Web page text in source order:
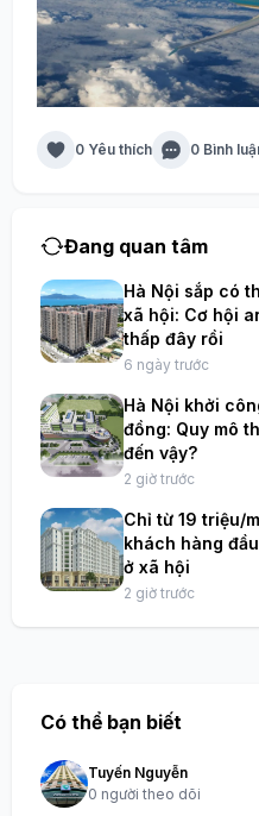
0 Yêu thích 0 Bình
Đang quan tâm
Hà Nội sắp có
xã hội: Cơ hội
thấp đây rồi
6 ngày trước
Hà Nội khởi
đồng: Quy mô
đến vậy?
2 giờ trước
Chỉ từ 19 triệu/
khách hàng
ở xã hội
2 giờ trước
Có thể bạn biết
Tuyến Nguyễn
0 người theo dõi